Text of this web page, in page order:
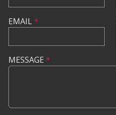
EMAIL*
MESSAGE *